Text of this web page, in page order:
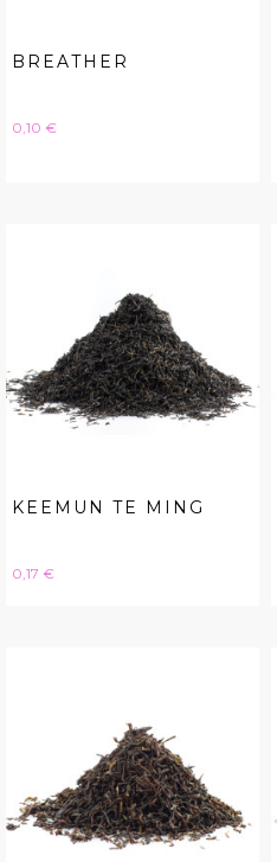
BREATHER
Hinta
0,10 €
KEEMUN TE MING
Hinta
0,17 €